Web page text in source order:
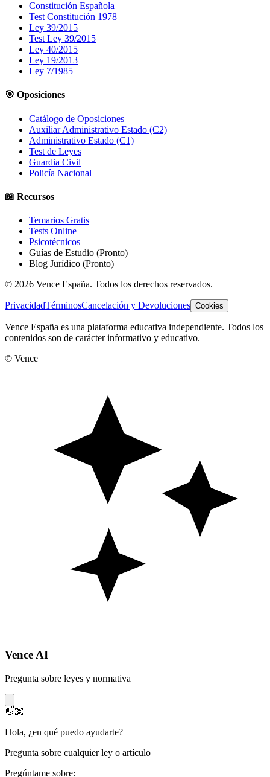
Constitución Española
Test Constitución 1978
Ley 39/2015
Test Ley 39/2015
Ley 40/2015
Ley 19/2013
Ley 7/1985
🎯 Oposiciones
Catálogo de Oposiciones
Auxiliar Administrativo Estado (C2)
Administrativo Estado (C1)
Test de Leyes
Guardia Civil
Policía Nacional
📖 Recursos
Temarios Gratis
Tests Online
Psicotécnicos
Guías de Estudio (Pronto)
Blog Jurídico (Pronto)
© 2026 Vence España. Todos los derechos reservados.
PrivacidadTérminosCancelación y Devoluciones Cookies
Vence España es una plataforma educativa independiente. Todos los
contenidos son de carácter informativo y educativo.
© Vence
Vence AI
Pregunta sobre leyes y normativa
👋🏽
Hola, ¿en qué puedo ayudarte?
Pregunta sobre cualquier ley o artículo
Pregúntame sobre: